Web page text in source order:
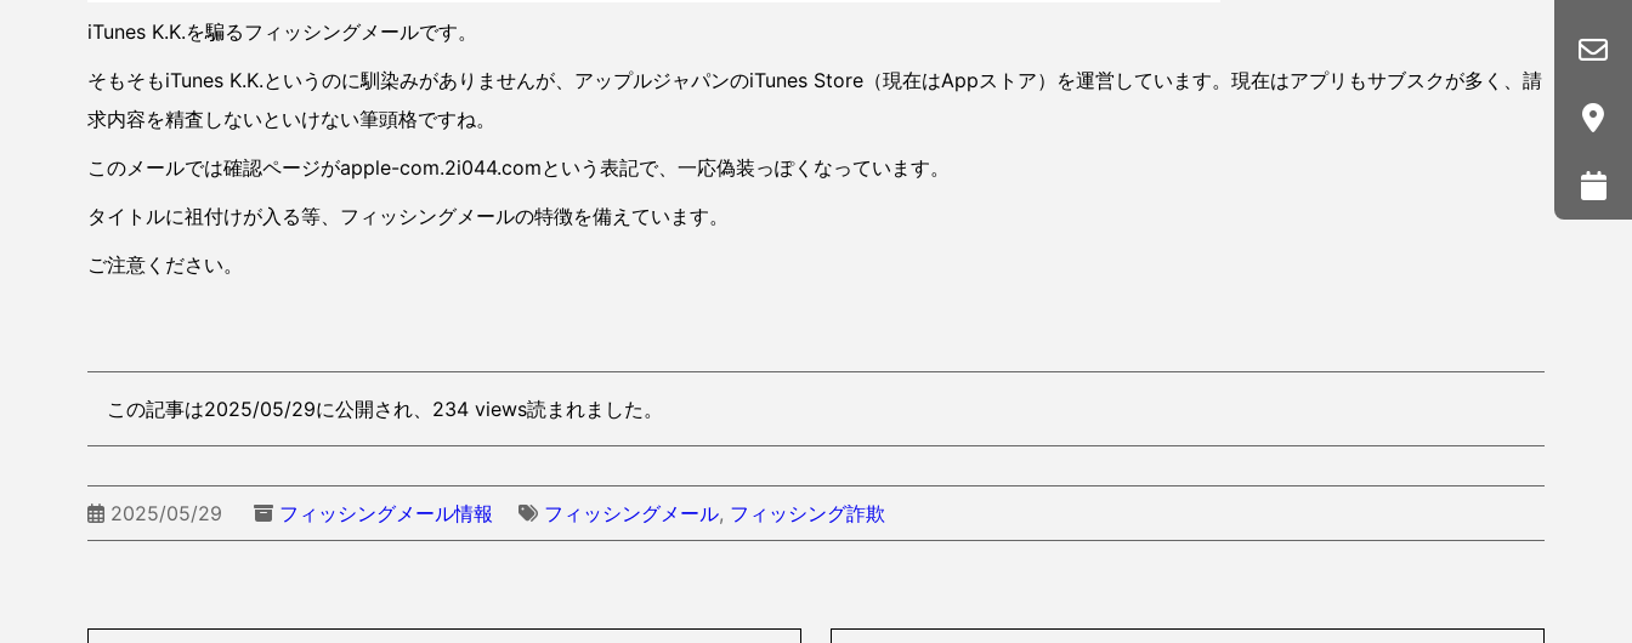
iTunes K.K.を騙るフィッシングメールです。
そもそもiTunes K.K.というのに馴染みがありませんが、アップルジャパンのiTunes Store（現在はAppストア）を運営しています。現在はアプリもサブスクが多く、請
求内容を精査しないといけない筆頭格ですね。
このメールでは確認ページがapple-com.2i044.comという表記で、一応偽装っぽくなっています。
タイトルに祖付けが入る等、フィッシングメールの特徴を備えています。
ご注意ください。
この記事は2025/05/29に公開され、234 views読まれました。
2025/05/29 フィッシングメール情報 フィッシングメール, フィッシング詐欺